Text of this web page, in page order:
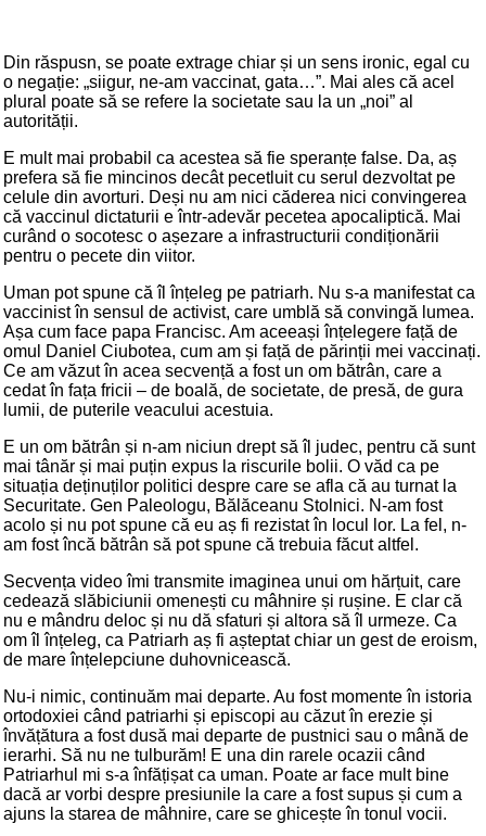
Din răspusn, se poate extrage chiar și un sens ironic, egal cu
o negație: „siigur, ne-am vaccinat, gata…”. Mai ales că acel
plural poate să se refere la societate sau la un „noi” al
autorității.
E mult mai probabil ca acestea să fie speranțe false. Da, aș
prefera să fie mincinos decât pecetluit cu serul dezvoltat pe
celule din avorturi. Deși nu am nici căderea nici convingerea
că vaccinul dictaturii e într-adevăr pecetea apocaliptică. Mai
curând o socotesc o așezare a infrastructurii condiționării
pentru o pecete din viitor.
Uman pot spune că îl înțeleg pe patriarh. Nu s-a manifestat ca
vaccinist în sensul de activist, care umblă să convingă lumea.
Așa cum face papa Francisc. Am aceeași înțelegere față de
omul Daniel Ciubotea, cum am și față de părinții mei vaccinați.
Ce am văzut în acea secvență a fost un om bătrân, care a
cedat în fața fricii – de boală, de societate, de presă, de gura
lumii, de puterile veacului acestuia.
E un om bătrân și n-am niciun drept să îl judec, pentru că sunt
mai tânăr și mai puțin expus la riscurile bolii. O văd ca pe
situația deținuților politici despre care se afla că au turnat la
Securitate. Gen Paleologu, Bălăceanu Stolnici. N-am fost
acolo și nu pot spune că eu aș fi rezistat în locul lor. La fel, n-
am fost încă bătrân să pot spune că trebuia făcut altfel.
Secvența video îmi transmite imaginea unui om hărțuit, care
cedează slăbiciunii omenești cu mâhnire și rușine. E clar că
nu e mândru deloc și nu dă sfaturi și altora să îl urmeze. Ca
om îl înțeleg, ca Patriarh aș fi așteptat chiar un gest de eroism,
de mare înțelepciune duhovnicească.
Nu-i nimic, continuăm mai departe. Au fost momente în istoria
ortodoxiei când patriarhi și episcopi au căzut în erezie și
învățătura a fost dusă mai departe de pustnici sau o mână de
ierarhi. Să nu ne tulburăm! E una din rarele ocazii când
Patriarhul mi s-a înfățișat ca uman. Poate ar face mult bine
dacă ar vorbi despre presiunile la care a fost supus și cum a
ajuns la starea de mâhnire, care se ghicește în tonul vocii.